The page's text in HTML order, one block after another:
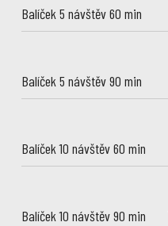
Balíček 5 návštěv 60 min
Balíček 5 návštěv 90 min
Balíček 10 návštěv 60 min
Balíček 10 návštěv 90 min